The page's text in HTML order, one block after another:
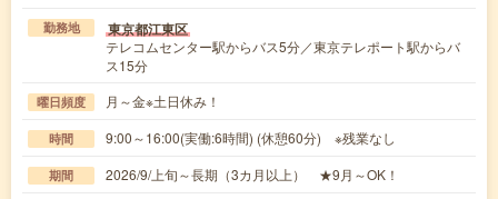
勤務地 東京都江東区
テレコムセンター駅からバス5分／東京テレポート駅からバ
ス15分
曜日頻度 月～金※土日休み！
時間 9:00～16:00(実働:6時間) (休憩60分) ※残業なし
期間 2026/9/上旬～長期（3カ月以上） ★9月～OK！